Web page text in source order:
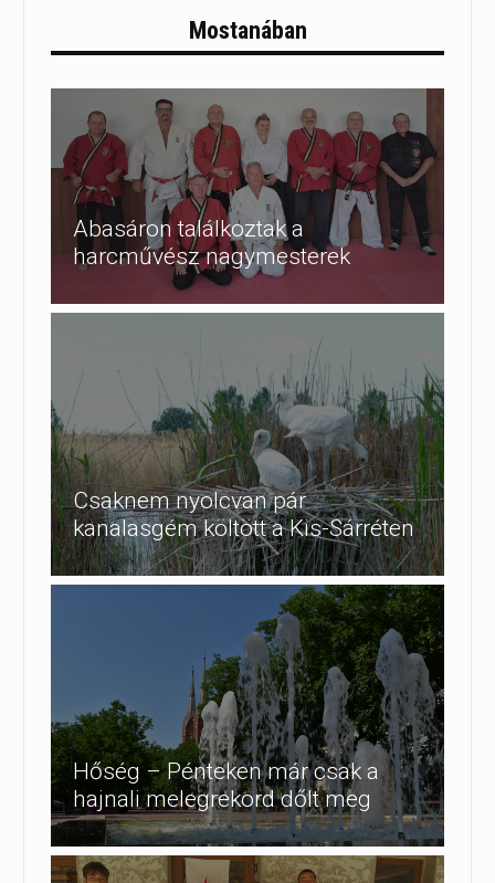
Mostanában
Abasáron találkoztak a
harcművész nagymesterek
Csaknem nyolcvan pár
kanalasgém költött a Kis-Sárréten
Hőség – Pénteken már csak a
hajnali melegrekord dőlt meg